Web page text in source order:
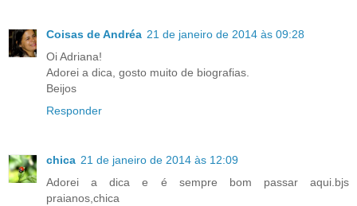
Coisas de Andréa 21 de janeiro de 2014 às 09:28
Oi Adriana!
Adorei a dica, gosto muito de biografias.
Beijos
Responder
chica 21 de janeiro de 2014 às 12:09
Adorei a dica e é sempre bom passar aqui.bjs
praianos,chica